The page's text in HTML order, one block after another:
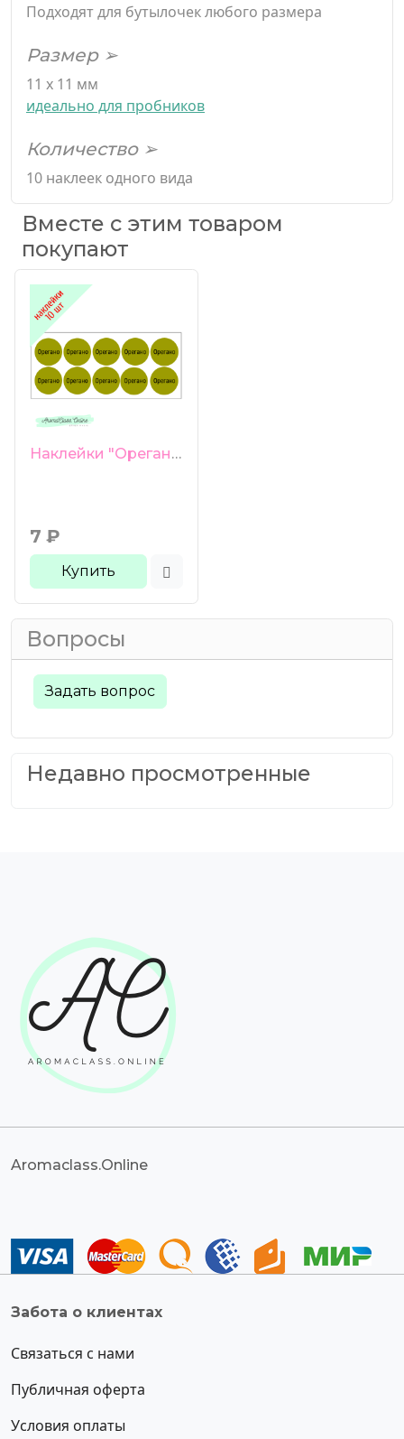
Подходят для бутылочек любого размера
Размер ➢
11 х 11 мм
идеально для пробников
Количество ➢
10 наклеек одного вида
Вместе с этим товаром
покупают
Наклейки "Орегано" 10 шт
7 ₽
Купить
Вопросы
Задать вопрос
Недавно просмотренные
Aromaclass.Online
Забота о клиентах
Связаться с нами
Публичная оферта
Условия оплаты